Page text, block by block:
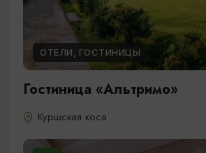
ОТЕЛИ, ГОСТИНИЦЫ
Гостиница «Альтримо»
Куршская коса